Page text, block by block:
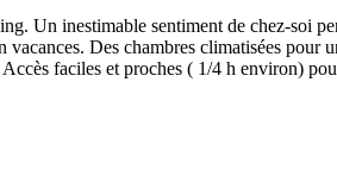
Un inestimable sentiment de chez-soi
Des chambres climatisées
faciles et proches ( 1/4 h environ)